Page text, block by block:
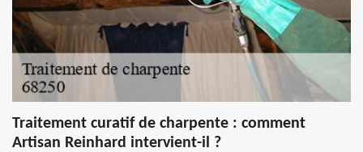
Traitement curatif de charpente : comment
Artisan Reinhard intervient-il ?